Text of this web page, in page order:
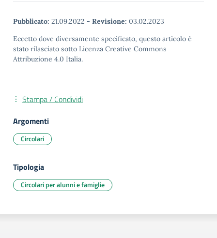
Pubblicato: 21.09.2022 - Revisione: 03.02.2023
Eccetto dove diversamente specificato, questo articolo è
stato rilasciato sotto Licenza Creative Commons
Attribuzione 4.0 Italia.
Stampa / Condividi
Argomenti
Circolari
Tipologia
Circolari per alunni e famiglie